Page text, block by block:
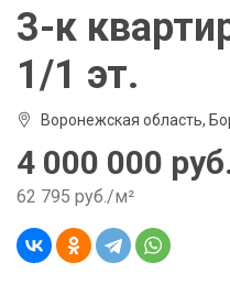
3-к
1/1 эт.
Воронежская область,
4 000 000 руб.
62 795 руб./м²